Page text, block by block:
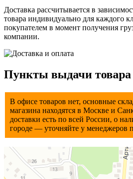
Доставка рассчитывается в
товара индивидуально для каждого
покупателем в момент получения
компании.
Пункты выдачи товара
В офисе товаров нет, основные
магазина находятся в Мocкве и
доставки есть по всей России, о
городе — уточняйте у менеджеров